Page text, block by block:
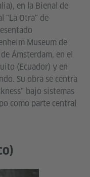
en la Bienal de
"La Otra" de
Museum de
Ámsterdam, en el
(Ecuador) y en
Su obra se centra
bajo sistemas
como parte central